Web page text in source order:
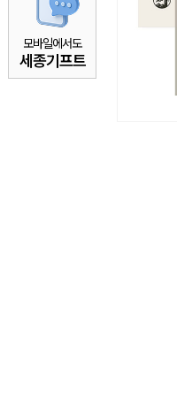
모바일에서도
세종기프트